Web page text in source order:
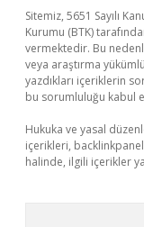
Sitemiz, 5651 Sayılı
Kurumu (BTK)
vermektedir. Bu
veya araştırma
yazdıkları içeriklerin
bu sorumluluğu kabul
Hukuka ve yasal
içerikleri,
halinde, ilgili içerikler